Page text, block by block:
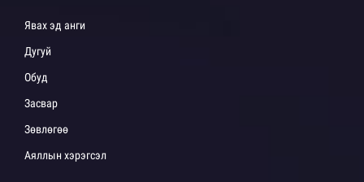
Явах эд анги
Дугуй
Обуд
Засвар
Зөвлөгөө
Аяллын хэрэгсэл